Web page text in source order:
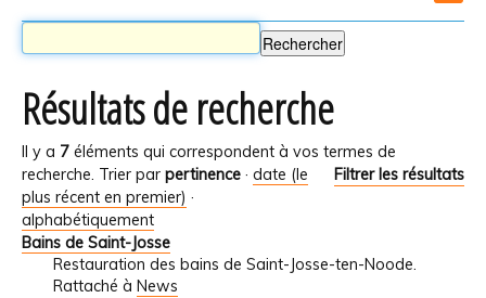
Résultats de recherche
Il y a 7 éléments qui correspondent à vos termes de
recherche.
Filtrer les résultats
Trier par pertinence · date (le
plus récent en premier) ·
alphabétiquement
Bains de Saint-Josse
Restauration des bains de Saint-Josse-ten-Noode.
Rattaché à News